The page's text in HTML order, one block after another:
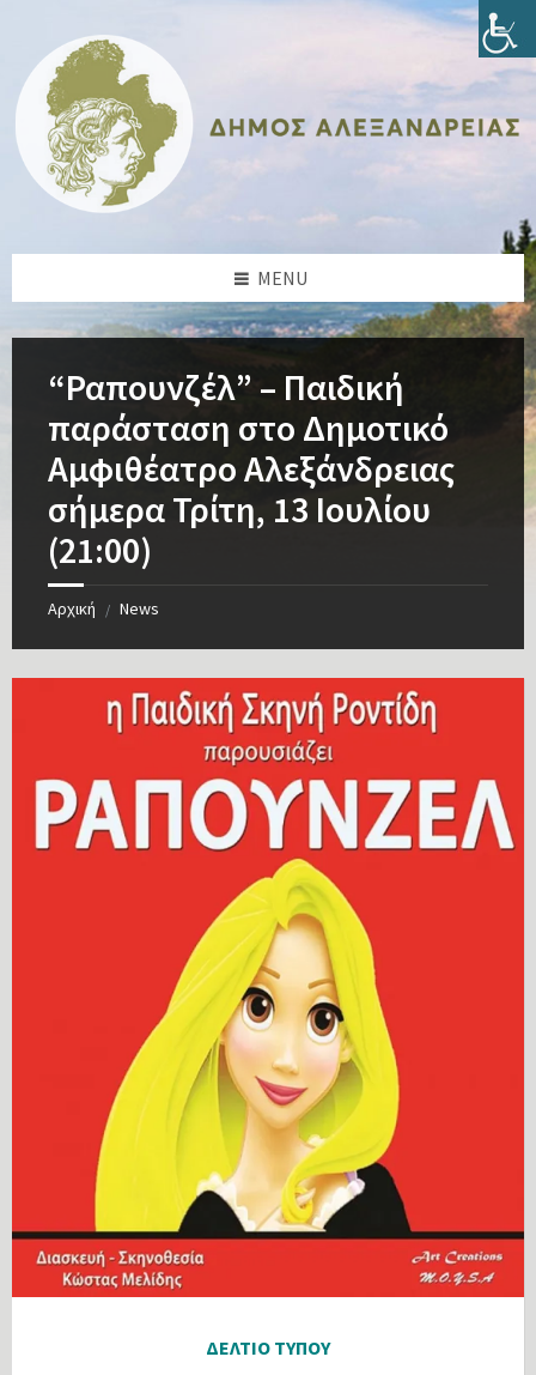
content
sidebar
sidebar
footer
MENU
“Ραπουνζέλ” – Παιδική
παράσταση στο Δημοτικό
Αμφιθέατρο Αλεξάνδρειας
σήμερα Τρίτη, 13 Ιουλίου
(21:00)
Αρχική / News
ΔΕΛΤΙΟ ΤΥΠΟΥ